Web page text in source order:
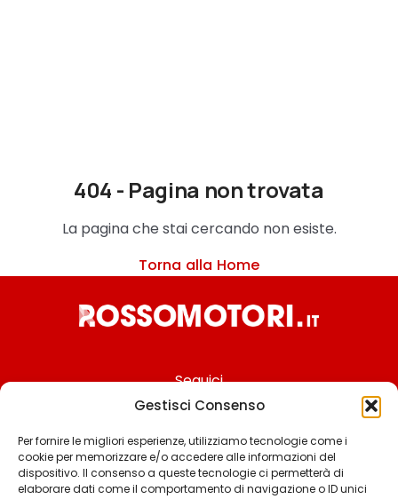
Gestisci Consenso
Per fornire le migliori esperienze, utilizziamo tecnologie come i
cookie per memorizzare e/o accedere alle informazioni del
dispositivo. Il consenso a queste tecnologie ci permetterà di
elaborare dati come il comportamento di navigazione o ID unici
404 - Pagina non trovata
La pagina che stai cercando non esiste.
Torna alla Home
Seguici
Chi siamo